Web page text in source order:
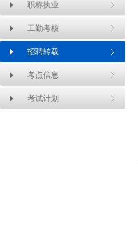
职称执业
工勤考核
招聘转载
考点信息
考试计划